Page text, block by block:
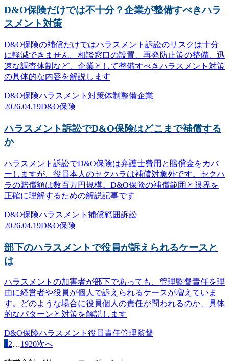
D&O保険だけでは不十分？企業が整備すべきハラ
スメント対策
D&O保険の補償だけではハラスメント訴訟のリスクは十分
に軽減できません。相談窓口の設置、再発防止策の整備、迅
速な調査体制など、企業として整備すべきハラスメント対策
の具体的な内容を解説します
D&O保険ハラスメント対策体制整備企業
2026.04.19D&O保険
ハラスメント訴訟でD&O保険はどこまで補償する
か
ハラスメント訴訟でD&O保険は弁護士費用と賠償金をカバ
ーしますが、役員本人のセクハラは補償対象外です。セクハ
ラの賠償額は数百万円規模。D&O保険の補償範囲と限界を
正確に理解するための解説記事です
D&O保険ハラスメント 補償範囲訴訟
2026.04.19D&O保険
部下のハラスメントで役員が訴えられるケースと
は
ハラスメントの加害者が部下であっても、管理監督責任を理
由に経営者や役員が個人で訴えられるケースが増えていま
す。どのような場合に役員個人の責任が問われるのか、具体
的なパターンと対策を解説します
D&O保険ハラスメント 役員責任管理監督
1 2…1920次へ